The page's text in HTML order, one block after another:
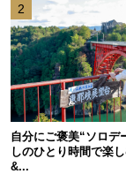
2
自分にご褒美“ソロデ
しのひとり時間で楽
&...